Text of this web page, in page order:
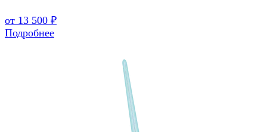
от 13 500 ₽
Подробнее